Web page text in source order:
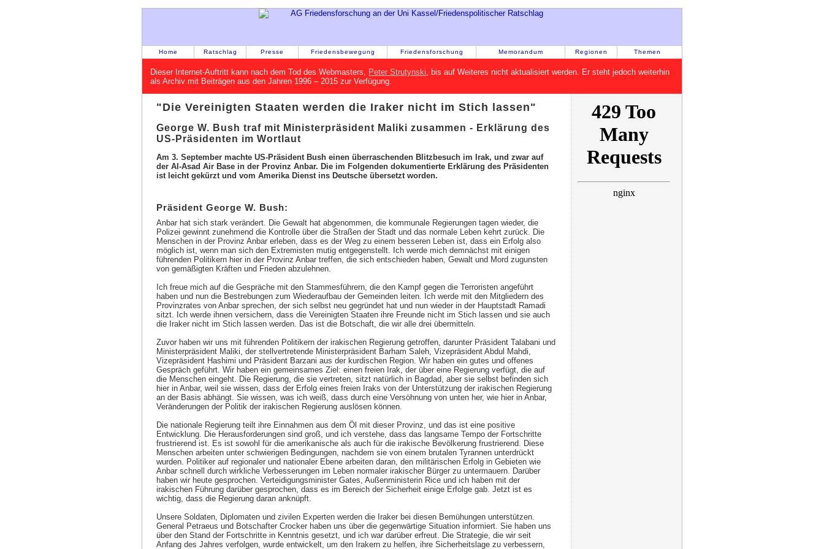
Home Ratschlag Presse Friedensbewegung Friedensforschung Memorandum Regionen Themen
Dieser Internet-Auftritt kann nach dem Tod des Webmasters, Peter Strutynski , bis auf Weiteres nicht aktualisiert werden. Er steht jedoch weiterhin
als Archiv mit Beiträgen aus den Jahren 1996 – 2015 zur Verfügung.
"Die Vereinigten Staaten werden die Iraker nicht im Stich lassen"
George W. Bush traf mit Ministerpräsident Maliki zusammen - Erklärung des
US-Präsidenten im Wortlaut
Am 3. September machte US-Präsident Bush einen überraschenden Blitzbesuch im Irak, und zwar auf
der Al-Asad Air Base in der Provinz Anbar. Die im Folgenden dokumentierte Erklärung des Präsidenten
ist leicht gekürzt und vom Amerika Dienst ins Deutsche übersetzt worden.
Präsident George W. Bush:
Anbar hat sich stark verändert. Die Gewalt hat abgenommen, die kommunale Regierungen tagen wieder, die
Polizei gewinnt zunehmend die Kontrolle über die Straßen der Stadt und das normale Leben kehrt zurück. Die
Menschen in der Provinz Anbar erleben, dass es der Weg zu einem besseren Leben ist, dass ein Erfolg also
möglich ist, wenn man sich den Extremisten mutig entgegenstellt. Ich werde mich demnächst mit einigen
führenden Politikern hier in der Provinz Anbar treffen, die sich entschieden haben, Gewalt und Mord zugunsten
von gemäßigten Kräften und Frieden abzulehnen.
Ich freue mich auf die Gespräche mit den Stammesführern, die den Kampf gegen die Terroristen angeführt
haben und nun die Bestrebungen zum Wiederaufbau der Gemeinden leiten. Ich werde mit den Mitgliedern des
Provinzrates von Anbar sprechen, der sich selbst neu gegründet hat und nun wieder in der Hauptstadt Ramadi
sitzt. Ich werde ihnen versichern, dass die Vereinigten Staaten ihre Freunde nicht im Stich lassen und sie auch
die Iraker nicht im Stich lassen werden. Das ist die Botschaft, die wir alle drei übermitteln.
Zuvor haben wir uns mit führenden Politikern der irakischen Regierung getroffen, darunter Präsident Talabani und
Ministerpräsident Maliki, der stellvertretende Ministerpräsident Barham Saleh, Vizepräsident Abdul Mahdi,
Vizepräsident Hashimi und Präsident Barzani aus der kurdischen Region. Wir haben ein gutes und offenes
Gespräch geführt. Wir haben ein gemeinsames Ziel: einen freien Irak, der über eine Regierung verfügt, die auf
die Menschen eingeht. Die Regierung, die sie vertreten, sitzt natürlich in Bagdad, aber sie selbst befinden sich
hier in Anbar, weil sie wissen, dass der Erfolg eines freien Iraks von der Unterstützung der irakischen Regierung
an der Basis abhängt. Sie wissen, was ich weiß, dass durch eine Versöhnung von unten her, wie hier in Anbar,
Veränderungen der Politik der irakischen Regierung auslösen können.
Die nationale Regierung teilt ihre Einnahmen aus dem Öl mit dieser Provinz, und das ist eine positive
Entwicklung. Die Herausforderungen sind groß, und ich verstehe, dass das langsame Tempo der Fortschritte
frustrierend ist. Es ist sowohl für die amerikanische als auch für die irakische Bevölkerung frustrierend. Diese
Menschen arbeiten unter schwierigen Bedingungen, nachdem sie von einem brutalen Tyrannen unterdrückt
wurden. Politiker auf regionaler und nationaler Ebene arbeiten daran, den militärischen Erfolg in Gebieten wie
Anbar schnell durch wirkliche Verbesserungen im Leben normaler irakischer Bürger zu untermauern. Darüber
haben wir heute gesprochen. Verteidigungsminister Gates, Außenministerin Rice und ich haben mit der
irakischen Führung darüber gesprochen, dass es im Bereich der Sicherheit einige Erfolge gab. Jetzt ist es
wichtig, dass die Regierung daran anknüpft.
Unsere Soldaten, Diplomaten und zivilen Experten werden die Iraker bei diesen Bemühungen unterstützen.
General Petraeus und Botschafter Crocker haben uns über die gegenwärtige Situation informiert. Sie haben uns
über den Stand der Fortschritte in Kenntnis gesetzt, und ich war darüber erfreut. Die Strategie, die wir seit
Anfang des Jahres verfolgen, wurde entwickelt, um den Irakern zu helfen, ihre Sicherheitslage zu verbessern,